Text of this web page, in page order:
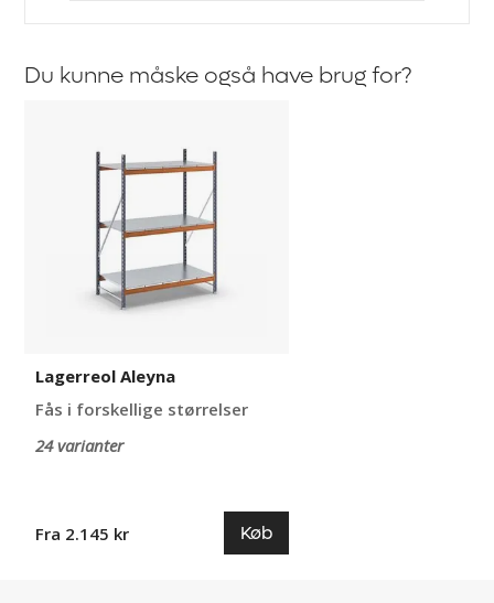
Du kunne måske også have brug for?
Lagerreol Aleyna
Fås i forskellige størrelser
24 varianter
Fra 2.145 kr Køb